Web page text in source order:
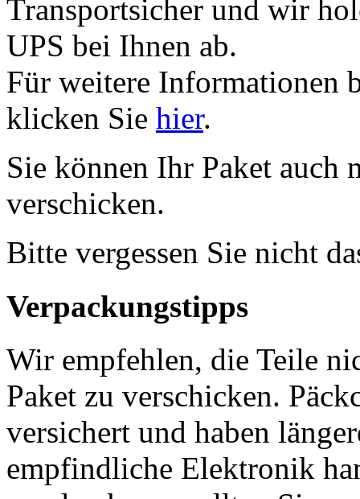
Transportsicher und wir
UPS bei Ihnen ab.
Für weitere Informationen
klicken Sie hier.
Sie können Ihr Paket auch
verschicken.
Bitte vergessen Sie nicht
Verpackungstipps
Wir empfehlen, die Teile
Paket zu verschicken.
versichert und haben
empfindliche Elektronik